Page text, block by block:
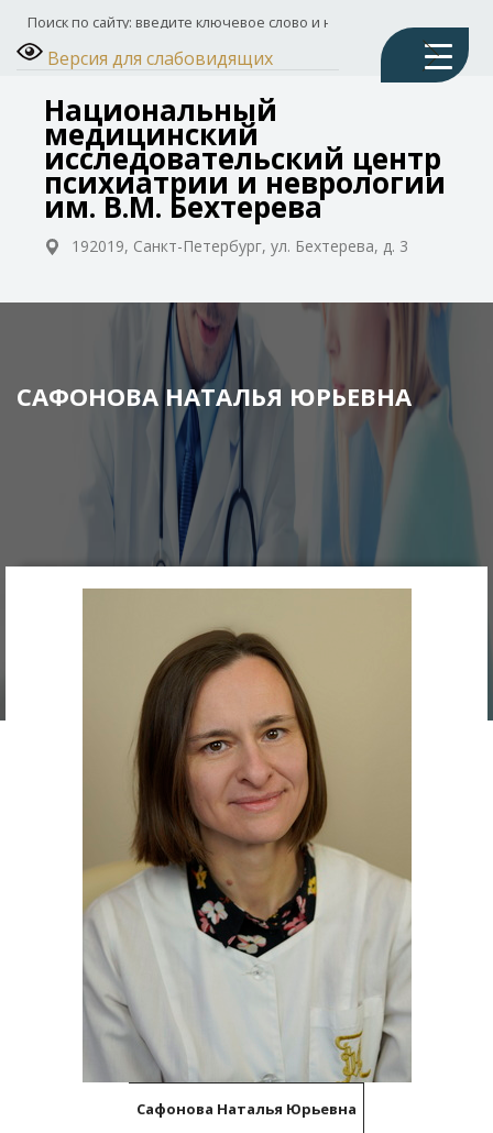
Версия для слабовидящих
Национальный
медицинский
исследовательский центр
психиатрии и неврологии
им. В.М. Бехтерева
192019, Санкт-Петербург, ул. Бехтерева, д. 3
САФОНОВА НАТАЛЬЯ ЮРЬЕВНА
Сафонова Наталья Юрьевна